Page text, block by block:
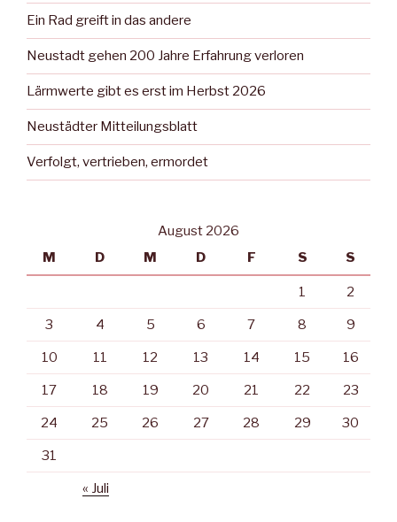
Ein Rad greift in das andere
Neustadt gehen 200 Jahre Erfahrung verloren
Lärmwerte gibt es erst im Herbst 2026
Neustädter Mitteilungsblatt
Verfolgt, vertrieben, ermordet
August 2026
M
D M D F S S
1 2
3 4 5 6 7 8 9
10 11 12 13 14 15 16
17 18 19 20 21 22 23
24 25 26 27 28 29 30
31
« Juli